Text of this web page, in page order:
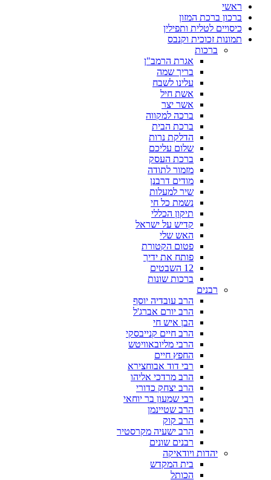
ראשי
ברכון ברכת המזון
כיסויים לטלית ותפילין
תמונות זכוכית וקנבס
ברכות
אגרת הרמב"ן
בריך שמה
עלינו לשבח
אשת חיל
אשר יצר
ברכה למקווה
ברכת הבית
הדלקת נרות
שלום עליכם
ברכת העסק
מזמור לתודה
מודים דרבנן
שיר למעלות
נשמת כל חי
תיקון הכללי
קדיש על ישראל
האש שלי
פטום הקטורת
פותח את ידיך
12 השבטים
ברכות שונות
רבנים
הרב עובדיה יוסף
הרב יורם אברג'ל
הבן איש חי
הרב חיים קנייבסקי
הרבי מליובאוויטש
החפץ חיים
רבי דוד אבוחצירא
הרב מרדכי אליהו
הרב יצחק כדורי
רבי שמעון בר יוחאי
הרב שטיינמן
הרב קוק
הרב ישעיה מקרסטיר
רבנים שונים
יהדות ויודאיקה
בית המקדש
הכותל